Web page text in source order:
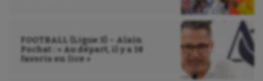
FOOTBALL (Ligue 3) – Alain
Pochat : « Au départ, il y a 18
favoris en lice »